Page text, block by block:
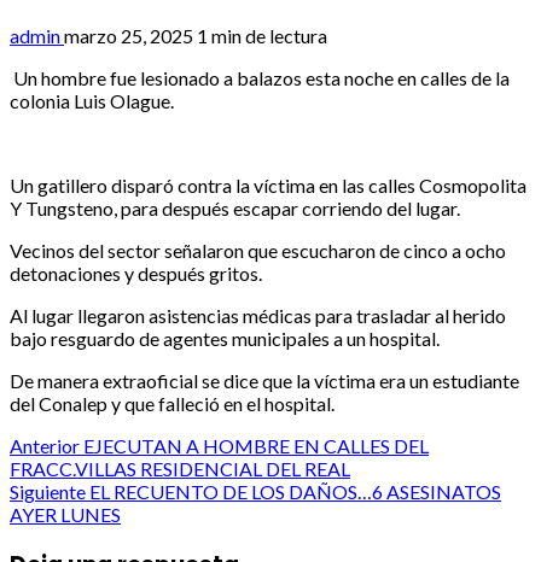
adminmarzo 25, 2025 1 min de lectura
Un hombre fue lesionado a balazos esta noche en calles de la
colonia Luis Olague.
Un gatillero disparó contra la víctima en las calles Cosmopolita
Y Tungsteno, para después escapar corriendo del lugar.
Vecinos del sector señalaron que escucharon de cinco a ocho
detonaciones y después gritos.
Al lugar llegaron asistencias médicas para trasladar al herido
bajo resguardo de agentes municipales a un hospital.
De manera extraoficial se dice que la víctima era un estudiante
del Conalep y que falleció en el hospital.
Post
navigation
Anterior EJECUTAN A HOMBRE EN CALLES DEL
FRACC.VILLAS RESIDENCIAL DEL REAL
Siguiente EL RECUENTO DE LOS DAÑOS…6 ASESINATOS
AYER LUNES